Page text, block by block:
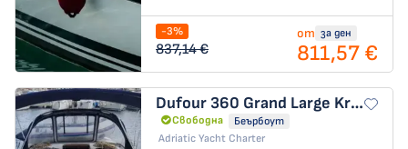
-3%
837,14 €
от за ден
811,57 €
Dufour 360 Grand Large Krka
Свободна
Беърбоут
Adriatic Yacht Charter